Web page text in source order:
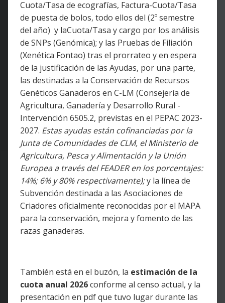
Cuota/Tasa de ecografías, Factura-Cuota/Tasa
de puesta de bolos, todo ellos del (2º semestre
del año) y laCuota/Tasa y cargo por los análisis
de SNPs (Genómica); y las Pruebas de Filiación
(Xenética Fontao) tras el prorrateo y en espera
de la justificación de las Ayudas, por una parte,
las destinadas a la Conservación de Recursos
Genéticos Ganaderos en C-LM (Consejería de
Agricultura, Ganadería y Desarrollo Rural -
Intervención 6505.2, previstas en el PEPAC 2023-
2027. Estas ayudas están cofinanciadas por la
Junta de Comunidades de CLM, el Ministerio de
Agricultura, Pesca y Alimentación y la Unión
Europea a través del FEADER en los porcentajes:
14%; 6% y 80% respectivamente);y la línea de
Subvención destinada a las Asociaciones de
Criadores oficialmente reconocidas por el MAPA
para la conservación, mejora y fomento de las
razas ganaderas.
También está en el buzón, la estimación de la
cuota anual 2026conforme al censo actual, y la
presentación en pdf que tuvo lugar durante las